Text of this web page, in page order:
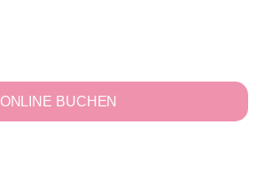
ONLINE BUCHEN